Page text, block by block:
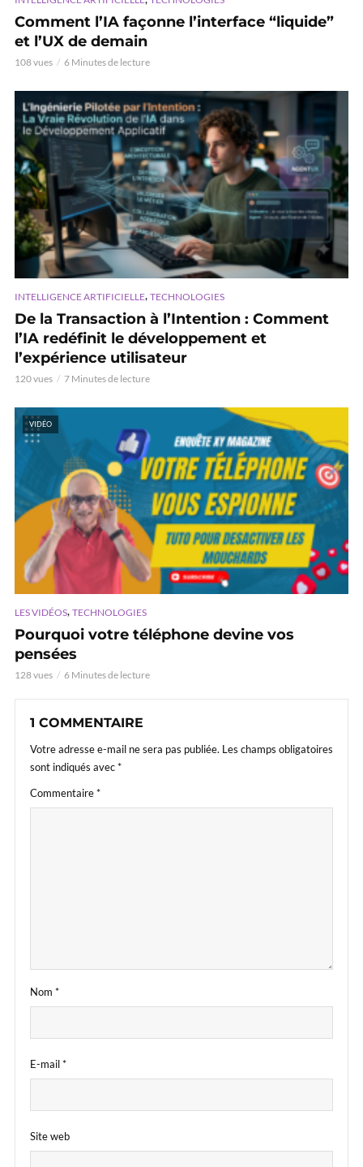
Comment l’IA façonne l’interface “liquide”
et l’UX de demain
108 vues 6 Minutes de lecture
INTELLIGENCE ARTIFICIELLE, TECHNOLOGIES
De la Transaction à l’Intention : Comment
l’IA redéfinit le développement et
l’expérience utilisateur
120 vues 7 Minutes de lecture
VIDÉO
LES VIDÉOS, TECHNOLOGIES
Pourquoi votre téléphone devine vos
pensées
128 vues 6 Minutes de lecture
1 COMMENTAIRE
Votre adresse e-mail ne sera pas publiée. Les champs obligatoires
sont indiqués avec*
Commentaire*
Nom *
E-mail*
Site web